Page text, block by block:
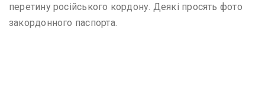
перетину російського кордону. Деякі просять фото
закордонного паспорта.